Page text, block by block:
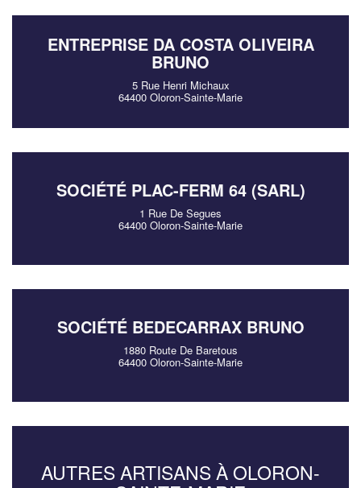
ENTREPRISE DA COSTA OLIVEIRA
BRUNO
5 Rue Henri Michaux
64400 Oloron-Sainte-Marie
SOCIÉTÉ PLAC-FERM 64 (SARL)
1 Rue De Segues
64400 Oloron-Sainte-Marie
SOCIÉTÉ BEDECARRAX BRUNO
1880 Route De Baretous
64400 Oloron-Sainte-Marie
AUTRES ARTISANS À OLORON-